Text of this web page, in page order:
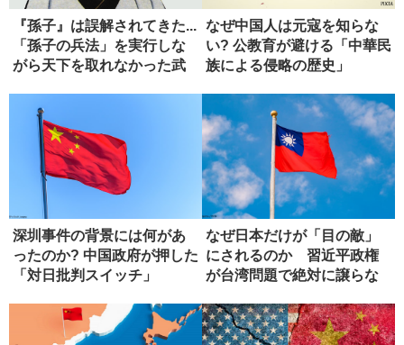
『孫子』は誤解されてきた...
「孫子の兵法」を実行しな
がら天下を取れなかった武
なぜ中国人は元寇を知らな
い? 公教育が避ける「中華民
族による侵略の歴史」
深圳事件の背景には何があ
ったのか? 中国政府が押した
「対日批判スイッチ」
なぜ日本だけが「目の敵」
にされるのか 習近平政権
が台湾問題で絶対に譲らな